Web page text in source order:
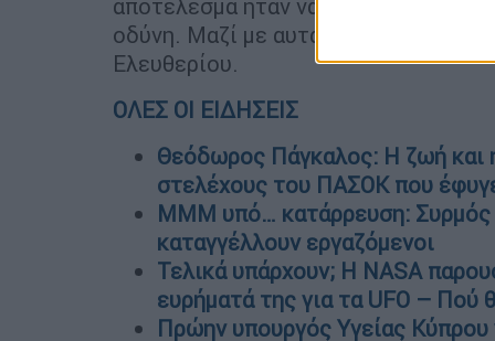
αποτέλεσμα ήταν να ταλαιπωρηθούν
οδύνη. Μαζί με αυτά ψυχική οδύνη
Ελευθερίου.
ΟΛΕΣ ΟΙ ΕΙΔΗΣΕΙΣ
Θεόδωρος Πάγκαλος: Η ζωή και
στελέχους του ΠΑΣΟΚ που
ΜΜΜ υπό… κατάρρευση: Συρμός
καταγγέλλουν εργαζόμενοι
Τελικά υπάρχουν; Η NASA
ευρήματά της για τα UFO – Πού
Πρώην υπουργός Υγείας Κύπρου